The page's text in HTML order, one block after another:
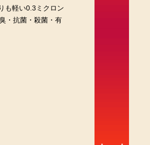
も軽い0.3ミクロン
・抗菌・殺菌・有